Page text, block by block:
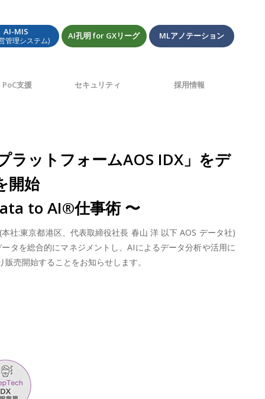
AI-MIS
管理システム) AI孔明 for GXリーグ MLアノテーション
支援 セキュリティ 採用情報
ラットフォームAOS IDX」をデ
開始
to AI®仕事術 〜
社:東京都港区、代表取締役社長 春山 洋 以下 AOS データ社)
タを総合的にマネジメントし、AIによるデータ分析や活用に
売開始することをお知らせします。